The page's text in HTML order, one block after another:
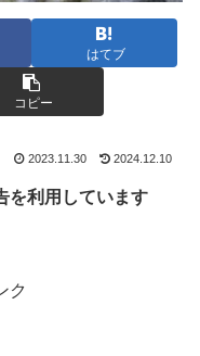
はてブ
コピー
2023.11.30 2024.12.10
を利用しています
ク